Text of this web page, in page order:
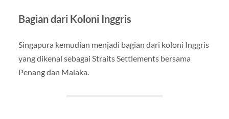
Bagian dari Koloni Inggris
Singapura kemudian menjadi bagian dari koloni Inggris
yang dikenal sebagai Straits Settlements bersama
Penang dan Malaka.